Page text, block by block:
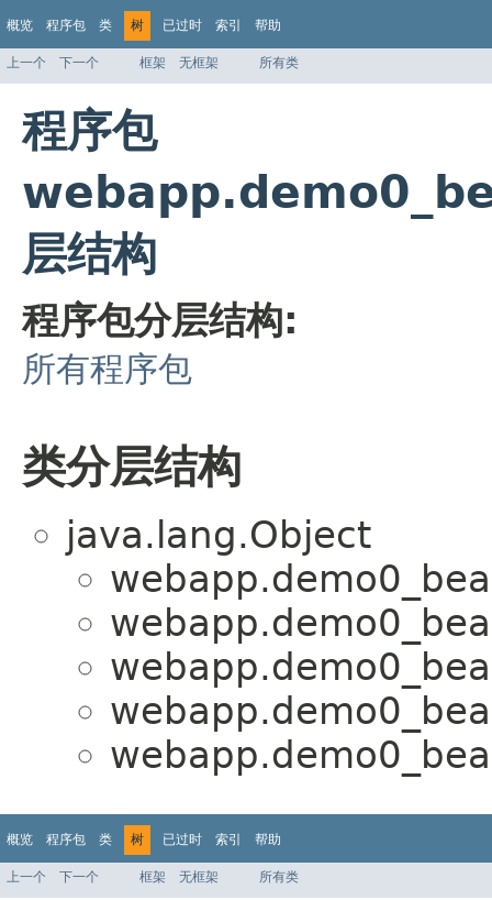
概览 程序包 类 树 已过时 索引 帮助
上一个 下一个 框架 无框架 所有类
程序包
层结构
程序包分层结构:
所有程序包
类分层结构
java.lang.Object
概览 程序包 类 树 已过时 索引 帮助
上一个 下一个 框架 无框架 所有类